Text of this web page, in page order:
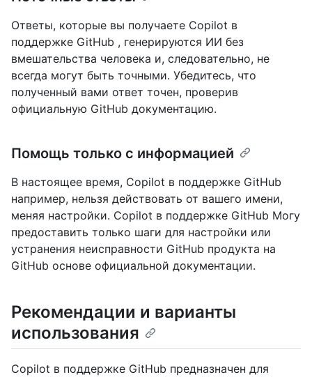
Ответы, которые вы получаете Copilot в
поддержке GitHub , генерируются ИИ без
вмешательства человека и, следовательно, не
всегда могут быть точными. Убедитесь, что
полученный вами ответ точен, проверив
официальную GitHub документацию.
Помощь только с информацией
В настоящее время, Copilot в поддержке GitHub
например, нельзя действовать от вашего имени,
меняя настройки. Copilot в поддержке GitHub Могу
предоставить только шаги для настройки или
устранения неисправности GitHub продукта на
GitHub основе официальной документации.
Рекомендации и варианты
использования
Copilot в поддержке GitHub предназначен для